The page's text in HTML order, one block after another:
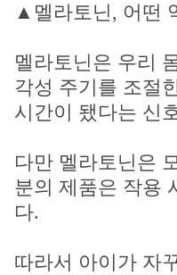
▲멜라토닌, 어떤
멜라토닌은 우리
각성 주기를 조절
시간이 됐다는 신
다만 멜라토닌은
분의 제품은 작용
다.
따라서 아이가 자